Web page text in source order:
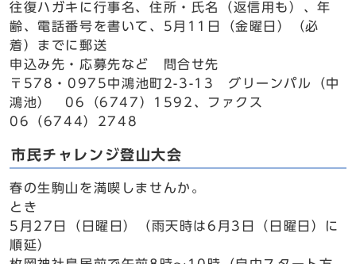
往復ハガキに行事名、住所・氏名（返信用も）、年
齢、電話番号を書いて、5月11日（金曜日）（必
着）までに郵送
申込み先・応募先など 問合せ先
〒578・0975中鴻池町2-3-13 グリーンパル（中
鴻池） 06（6747）1592、ファクス
06（6744）2748
市民チャレンジ登山大会
春の生駒山を満喫しませんか。
とき
5月27日（日曜日）（雨天時は6月3日（日曜日）に
順延）